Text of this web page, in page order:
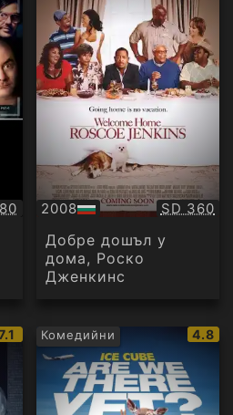
2008
БГ
аудио
SD 360
Добре дошъл у
дома, Роско
Дженкинс
рейтинг:
Комедийни
IMDb
4.8